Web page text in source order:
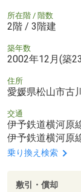
所在階 / 階数
2階 / 3階建
築年数
2002年12月(築
住所
愛媛県松山市古
交通
伊予鉄道横河原
伊予鉄道横河原
乗り換え検索
敷引・償却